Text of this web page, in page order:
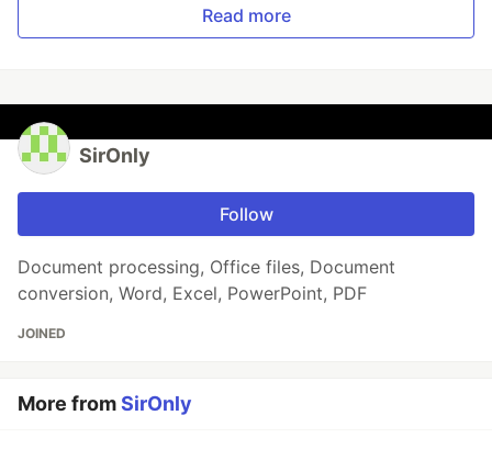
Read more
SirOnly
Follow
Document processing, Office files, Document
conversion, Word, Excel, PowerPoint, PDF
JOINED
More fromSirOnly